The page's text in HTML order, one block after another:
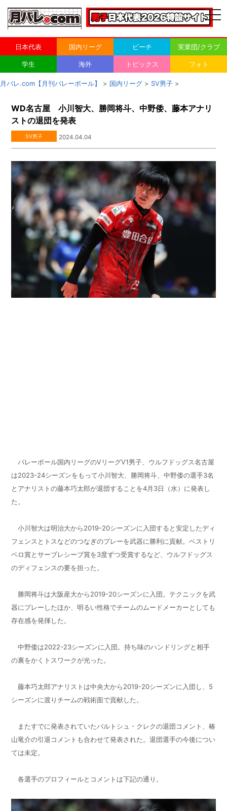
日本代表 国内リーグ ビーチ 実業団/クラブ
学生 海外 トピックス フォト
月バレ.com【月刊バレーボール】 > 国内リーグ > SV男子 >
WD名古屋 小川智大、勝岡将斗、中野倭、藤本アナリ
ストの退団を発表
SV男子 2024.04.04
バレーボール国内リーグのVリーグV1男子、ウルフドッグス名古屋
は2023-24シーズンをもって小川智大、勝岡将斗、中野倭の選手3名
とアナリストの藤本巧太郎が退団することを4月 3日（水）に発表し
た。
小川智大は明治大から2019-20シーズンに入団すると安定したディ
フェンスとトスなどのつなぎのプレーを武器に勝利に貢献。ベストリ
ベロ賞とサーブレシーブ賞を3度ずつ受賞するなど、ウルフドッグス
のディフェンスの要を担った。
勝岡将斗は大阪産大から2019-20シーズンに入団。テクニックを武
器にプレーしたほか、明るい性格でチームのムードメーカーとしても
存在感を発揮した。
中野倭は2022-23シーズンに入団。持ち味のハンドリングと相手
の裏をかくトスワークが光った。
藤本巧太郎アナリストは中央大から2019-20シーズンに入団し、 5
シーズンに渡りチームの戦術面で貢献した。
またすでに発表されていたバルトシュ・クレクの退団コメント、椿
山竜介の引退コメントも合わせて発表された。退団選手の今後につい
ては未定。
各選手のプロフィールとコメントは下記の通り。